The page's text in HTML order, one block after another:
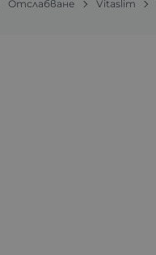
Отслабване Vitaslim